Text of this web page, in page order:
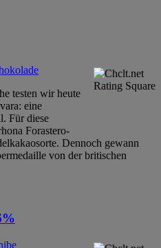
testen wir heute
eine
Für diese
Forastero-
Dennoch gewann
von der britischen